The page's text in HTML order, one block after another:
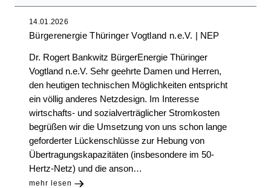
14.01.2026
Bürgerenergie Thüringer Vogtland n.e.V. NEP
Dr. Rogert Bankwitz BürgerEnergie Thüringer
Vogtland n.e.V. Sehr geehrte Damen und Herren,
den heutigen technischen Möglichkeiten entspricht
ein völlig anderes Netzdesign. Im Interesse
wirtschafts- und sozialverträglicher Stromkosten
begrüßen wir die Umsetzung von uns schon lange
geforderter Lückenschlüsse zur Hebung von
Übertragungskapazitäten (insbesondere im 50-
Hertz-Netz) und die anson…
mehr lesen